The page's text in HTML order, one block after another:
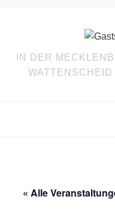
IN DER
« Alle